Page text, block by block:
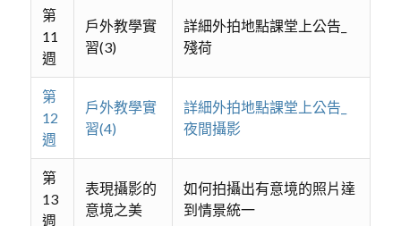
第
11
週
戶外教學實
習(3)
詳細外拍地點課堂上公告_
殘荷
第
12
週
戶外教學實
習(4)
詳細外拍地點課堂上公告_
夜間攝影
第
13
週
表現攝影的
意境之美
如何拍攝出有意境的照片達
到情景統一